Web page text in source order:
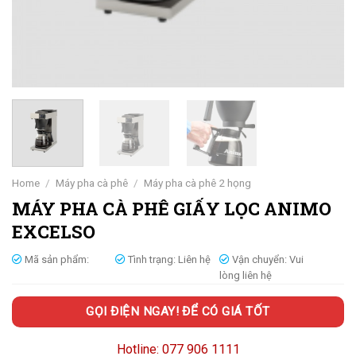
Home / Máy pha cà phê / Máy pha cà phê 2 họng
MÁY PHA CÀ PHÊ GIẤY LỌC ANIMO
EXCELSO
Mã sản phẩm: Tình trạng: Liên hệ Vận chuyển: Vui
lòng liên hệ
GỌI ĐIỆN NGAY! ĐỂ CÓ GIÁ TỐT
Hotline: 077 906 1111